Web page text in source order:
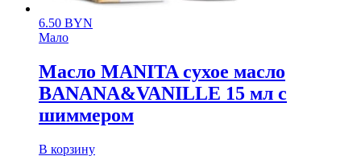
6.50 BYN
Мало
Масло MANITA сухое масло
BANANA&VANILLE 15 мл с
шиммером
В корзину